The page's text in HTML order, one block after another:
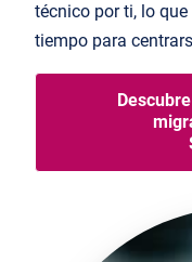
técnico por ti, lo
tiempo para